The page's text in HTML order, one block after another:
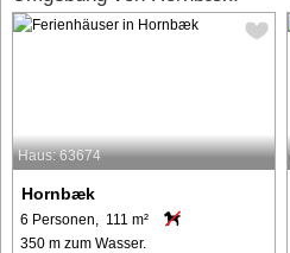
Haus: 63674
Hornbæk
6 Personen, 111 m²
350 m zum Wasser.